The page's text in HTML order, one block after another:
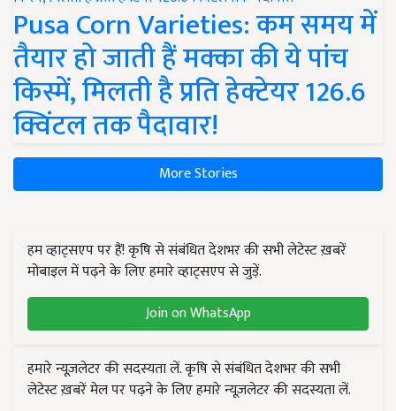
Pusa Corn Varieties: कम समय में
तैयार हो जाती हैं मक्का की ये पांच
किस्में, मिलती है प्रति हेक्टेयर 126.6
क्विंटल तक पैदावार!
More Stories
हम व्हाट्सएप पर हैं! कृषि से संबंधित देशभर की सभी लेटेस्ट ख़बरें
मोबाइल में पढ़ने के लिए हमारे व्हाट्सएप से जुड़ें.
Join on WhatsApp
हमारे न्यूज़लेटर की सदस्यता लें. कृषि से संबंधित देशभर की सभी
लेटेस्ट ख़बरें मेल पर पढ़ने के लिए हमारे न्यूज़लेटर की सदस्यता लें.